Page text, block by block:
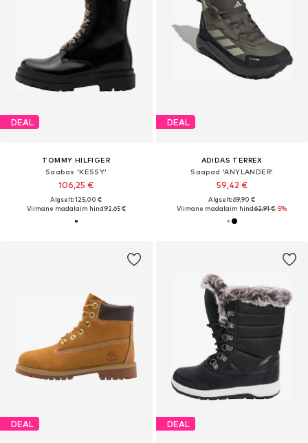
DEAL
TOMMY HILFIGER
Saabas 'KESSY'
106,25 €
Algselt: 125,00 €
Viimane madalaim hind:92,65 €
DEAL
ADIDAS TERREX
Saapad 'ANYLANDER'
59,42 €
Algselt: 69,90 €
Viimane madalaim hind:62,91 €-5%
DEAL DEAL